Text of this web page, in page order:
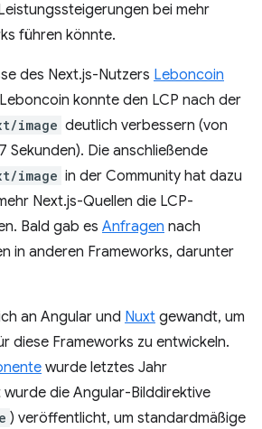
bei mehr
führen könnte.
des Next.js-Nutzers Leboncoin
konnte den LCP nach der
image deutlich verbessern (von
Sekunden). Die anschließende
image in der Community hat dazu
Next.js-Quellen die LCP-
Bald gab es Anfragen nach
in anderen Frameworks, darunter
an Angular und Nuxt gewandt, um
diese Frameworks zu entwickeln.
wurde letztes Jahr
die Angular-Bilddirektive
) veröffentlicht, um standardmäßige